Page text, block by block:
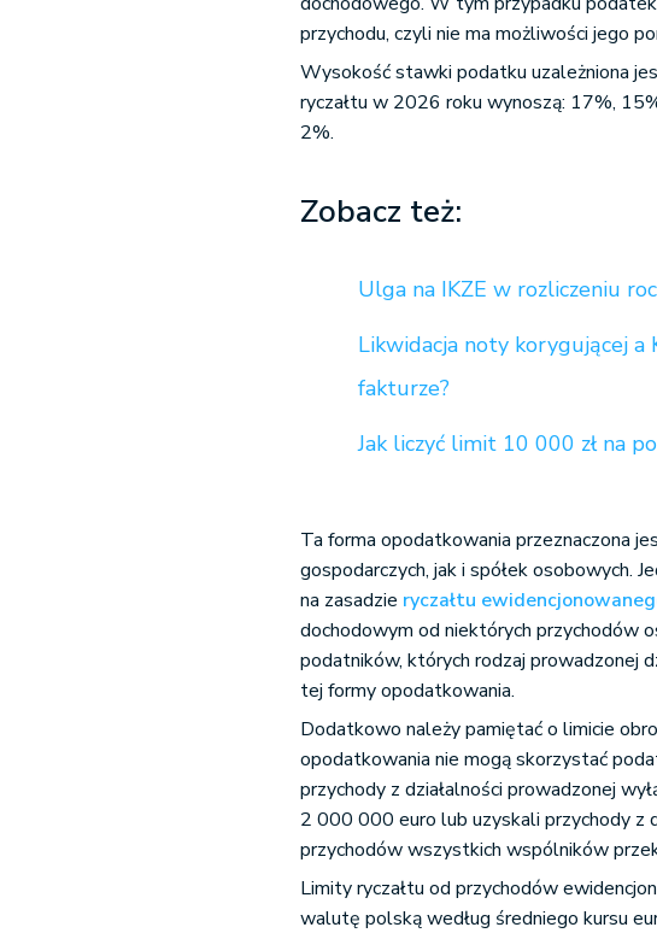
przychodu, czyli nie ma możliwości jego
Wysokość stawki podatku uzależniona
ryczałtuw 2026 roku wynoszą: 17%,
2%.
Zobacz też:
Ulga na IKZE w rozliczeniu
Likwidacja noty korygującej a
fakturze?
Jak liczyć limit 10 000 zł na
Ta forma opodatkowania przeznaczona
gospodarczych, jak i spółek osobowych.
na zasadzie ryczałtu
dochodowym od niektórych przychodów
podatników, których rodzaj prowadzonej
tej formy opodatkowania.
Dodatkowo należy pamiętać o limicie
opodatkowania nie mogą skorzystać
przychody z działalności prowadzonej
2 000 000 euro lub uzyskali przychody z
przychodów wszystkich wspólników
Limity ryczałtu od przychodów
walutę polską według średniego kursu